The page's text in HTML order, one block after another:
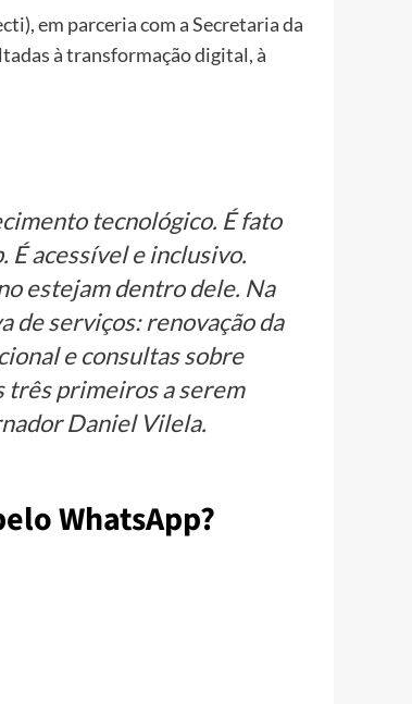
em parceria com a Secretaria da
à transformação digital, à
tecnológico. É fato
É acessível e inclusivo.
estejam dentro dele. Na
de serviços: renovação da
e consultas sobre
três primeiros a serem
Daniel Vilela.
WhatsApp?